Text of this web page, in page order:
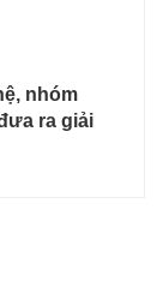
nhóm
ra giải